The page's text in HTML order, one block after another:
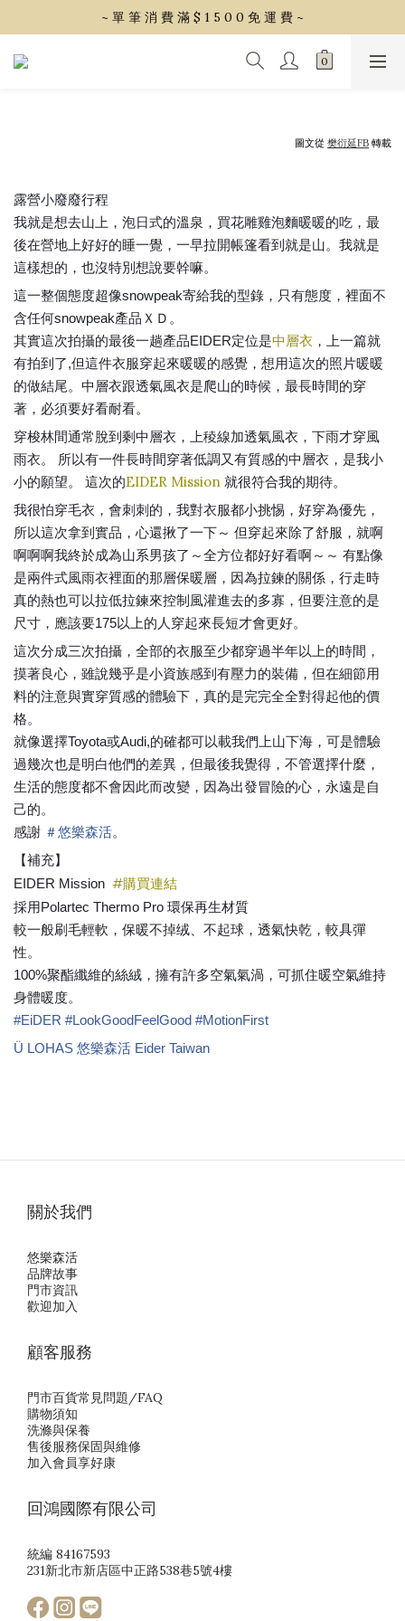
~ 單 筆 消 費 滿 $ 1 5 0 0 免 運 費 ~
~ 單 筆 消 費 滿 $ 1 5 0 0 免 運 費 ~
會 員 享 2% 點 數 回 饋 (1點=1元)
圖文從 樊衍延FB 轉載
露營小廢廢行程
我就是想去山上，泡日式的溫泉，買花雕雞泡麵暖暖的吃，最
後在營地上好好的睡一覺，一早拉開帳篷看到就是山。我就是
這樣想的，也沒特別想說要幹嘛。
這一整個態度超像snowpeak寄給我的型錄，只有態度，裡面不
含任何snowpeak產品ＸＤ。
其實這次拍攝的最後一趟產品EIDER定位是中層衣 ，上一篇就
有拍到了,但這件衣服穿起來暖暖的感覺，想用這次的照片暖暖
的做結尾。中層衣跟透氣風衣是爬山的時候，最長時間的穿
著，必須要好看耐看。
穿梭林間通常脫到剩中層衣，上稜線加透氣風衣，下雨才穿風
雨衣。 所以有一件長時間穿著低調又有質感的中層衣，是我小
小的願望。 這次的EIDER Mission 就很符合我的期待。
我很怕穿毛衣，會刺刺的，我對衣服都小挑惕，好穿為優先，
所以這次拿到實品，心還揪了一下～ 但穿起來除了舒服，就啊
啊啊啊我終於成為山系男孩了～全方位都好好看啊～～ 有點像
是兩件式風雨衣裡面的那層保暖層，因為拉鍊的關係，行走時
真的熱也可以拉低拉鍊來控制風灌進去的多寡，但要注意的是
尺寸，應該要175以上的人穿起來長短才會更好。
這次分成三次拍攝，全部的衣服至少都穿過半年以上的時間，
摸著良心，雖說幾乎是小資族感到有壓力的裝備，但在細節用
料的注意與實穿質感的體驗下，真的是完完全全對得起他的價
格。
就像選擇Toyota或Audi,的確都可以載我們上山下海，可是體驗
過幾次也是明白他們的差異，但最後我覺得，不管選擇什麼，
生活的態度都不會因此而改變，因為出發冒險的心，永遠是自
己的。
感謝 ＃悠樂森活。
【補充】
EIDER Mission #購買連結
採用Polartec Thermo Pro 環保再生材質
較一般刷毛輕軟，保暖不掉绒、不起球，透氣快乾，較具彈
性。
100%聚酯纖維的絲絨，擁有許多空氣氣渦，可抓住暖空氣維持
身體暖度。
#EiDER #LookGoodFeelGood #MotionFirst
Ü LOHAS 悠樂森活 Eider Taiwan
關於我們
悠樂森活
品牌故事
門市資訊
歡迎加入
顧客服務
門市百貨常見問題/FAQ
購物須知
洗滌與保養
售後服務保固與維修
加入會員享好康
回鴻國際有限公司
統編 84167593
231新北市新店區中正路538巷5號4樓